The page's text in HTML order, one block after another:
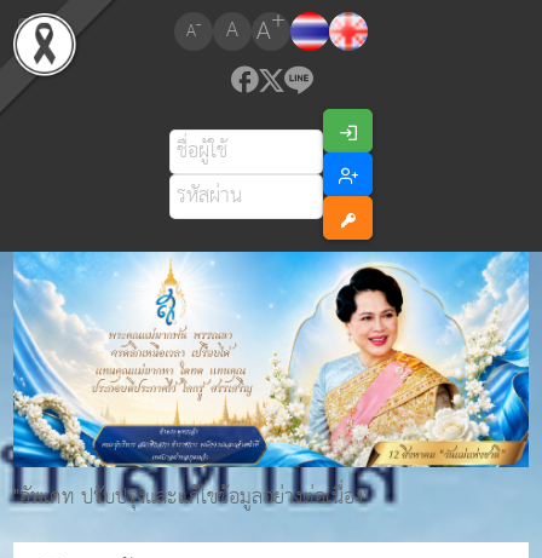
A- A A+
"อัพเดท ปรับปรุงและแก้ไขข้อมูลอย่างต่อเนื่อง"